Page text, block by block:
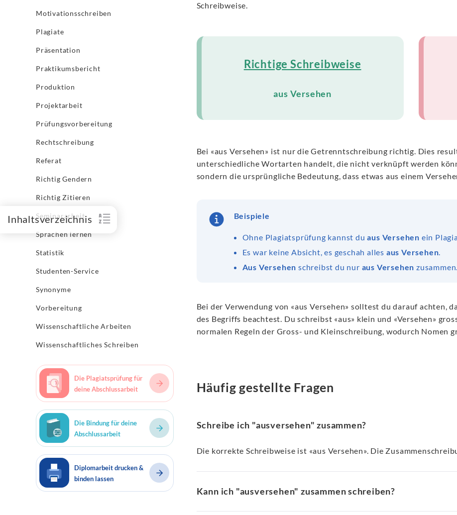
Motivationsschreiben
Plagiate
Präsentation
Praktikumsbericht
Produktion
Projektarbeit
Prüfungsvorbereitung
Rechtschreibung
Referat
Richtig Gendern
Richtig Zitieren
Seminararbeit
Sprachen lernen
Statistik
Studenten-Service
Synonyme
Vorbereitung
Wissenschaftliche Arbeiten
Wissenschaftliches Schreiben
Die Plagiatsprüfung für
deine Abschlussarbeit
Die Bindung für deine
Abschlussarbeit
Diplomarbeit drucken &
binden lassen
Inhaltsverzeichnis
Schreibweise.
Richtige Schreibweise
aus Versehen
Bei «aus Versehen» ist nur die Getrenntschreibung richtig. Dies
unterschiedliche Wortarten handelt, die nicht verknüpft werden
sondern die ursprüngliche Bedeutung, dass etwas aus einem
Beispiele
Ohne Plagiatsprüfung kannst duaus Versehen ein
Es war keine Absicht, es geschah alles aus Versehen.
Aus Versehen schreibst du nur aus Versehen zusammen.
Bei der Verwendung von «aus Versehen» solltest du darauf achten,
des Begriffs beachtest. Du schreibst «aus» klein und «Versehen»
normalen Regeln der Gross- und Kleinschreibung, wodurch Nomen
Häufig gestellte Fragen
Schreibe ich "ausversehen" zusammen?
Die korrekte Schreibweise ist «aus Versehen». Die
Kann ich "ausversehen" zusammen schreiben?